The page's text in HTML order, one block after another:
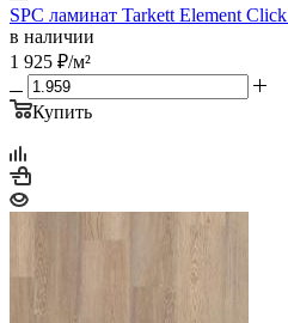
SPC ламинат Tarkett Element
в наличии
1 925 ₽/м²
Купить